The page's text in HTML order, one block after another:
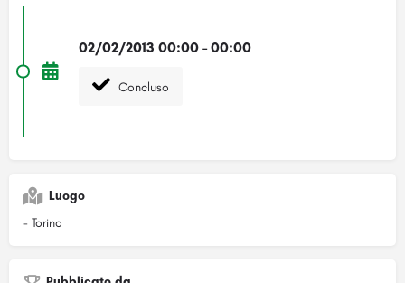
02/02/2013 00:00 - 00:00
Concluso
Luogo
- Torino